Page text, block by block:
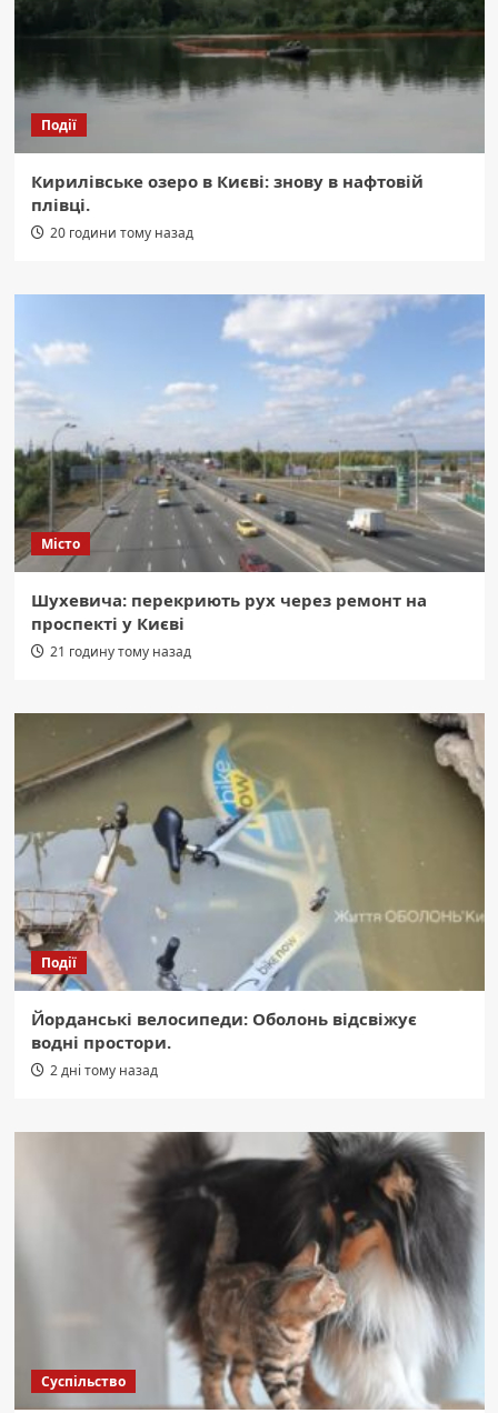
Події
Кирилівське озеро в Києві: знову в нафтовій
плівці.
20 години тому назад
Місто
Шухевича: перекриють рух через ремонт на
проспекті у Києві
21 годину тому назад
Події
Йорданські велосипеди: Оболонь відсвіжує
водні простори.
2 дні тому назад
Суспільство